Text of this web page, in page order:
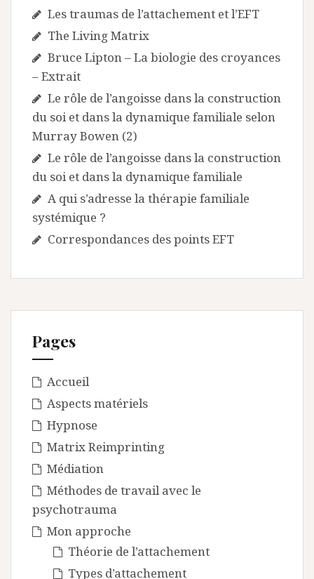
Les traumas de l’attachement et l’EFT
The Living Matrix
Bruce Lipton – La biologie des croyances
– Extrait
Le rôle de l’angoisse dans la construction
du soi et dans la dynamique familiale selon
Murray Bowen (2)
Le rôle de l’angoisse dans la construction
du soi et dans la dynamique familiale
A qui s’adresse la thérapie familiale
systémique ?
Correspondances des points EFT
Pages
Accueil
Aspects matériels
Hypnose
Matrix Reimprinting
Médiation
Méthodes de travail avec le
psychotrauma
Mon approche
Théorie de l’attachement
Types d’attachement